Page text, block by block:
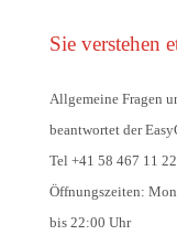
Sie verstehen
Allgemeine Fragen
beantwortet der
Tel +41 58 467 11 22
Öffnungszeiten:
bis 22:00 Uhr